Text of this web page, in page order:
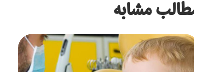
مطالب مشابه